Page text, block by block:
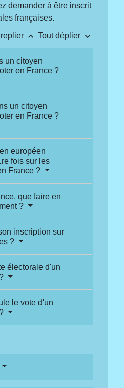
demander à être inscrit
françaises.
keyboard_arrow_up Tout déplier keyboard_arrow_down
un citoyen
en France ?
un citoyen
en France ?
européen
fois sur les
France ?
que faire en
?
inscription sur
?
électorale d'un
le vote d'un